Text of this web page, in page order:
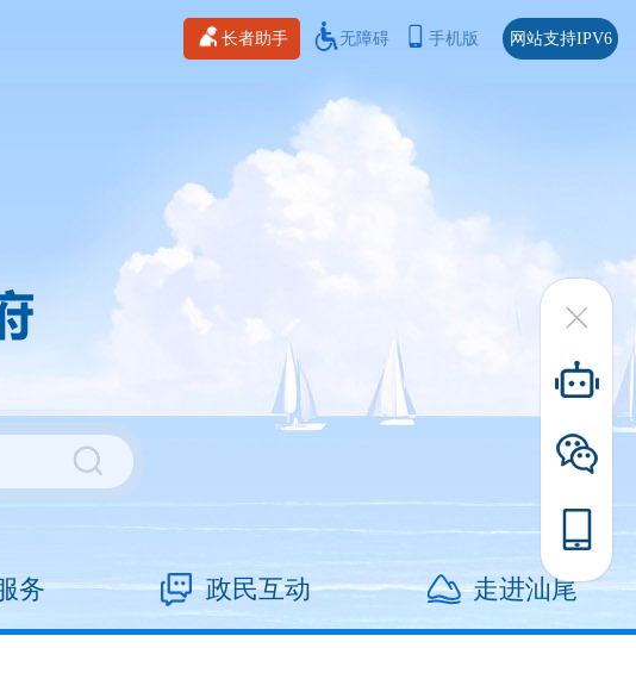
长者助手 无障碍 手机版 网站支持IPV6
务 政民互动 走进汕尾